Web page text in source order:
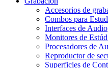
Accesorios de
Combos para
Interfaces de Audio
Monitores de
Procesadores de
Reproductor de
Superficies de